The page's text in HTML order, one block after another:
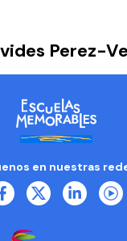
Perez-
en nuestras